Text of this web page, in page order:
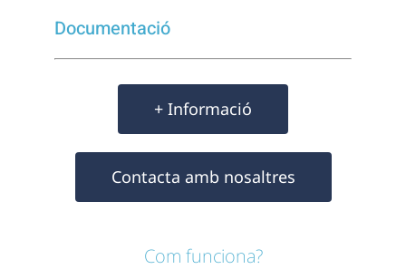
Documentació
+ Informació
Contacta amb nosaltres
Com funciona?